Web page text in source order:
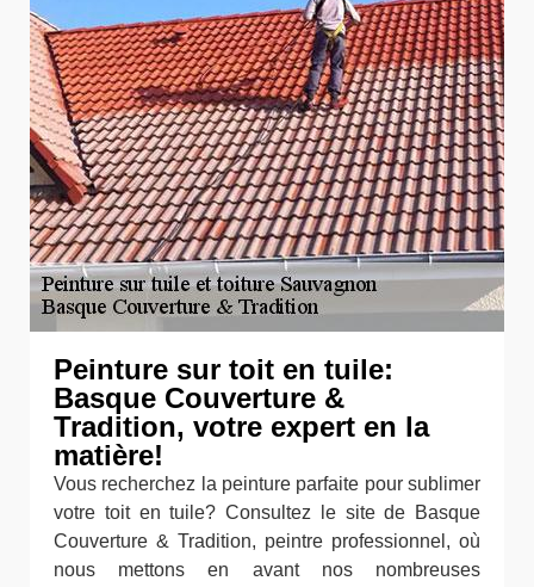
Peinture sur toit en tuile:
Basque Couverture &
Tradition, votre expert en la
matière!
Vous recherchez la peinture parfaite pour sublimer
votre toit en tuile? Consultez le site de Basque
Couverture & Tradition, peintre professionnel, où
nous mettons en avant nos nombreuses